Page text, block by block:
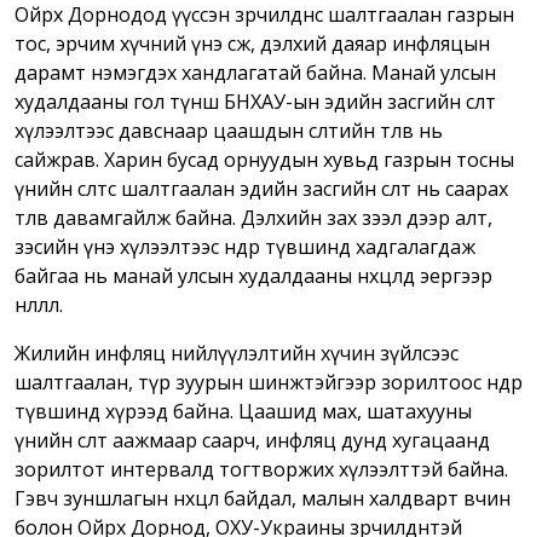
Ойрх Дорнодод үүссэн зөрчилдөөнөөс шалтгаалан газрын
тос, эрчим хүчний үнэ өсөж, дэлхий даяар инфляцын
дарамт нэмэгдэх хандлагатай байна. Манай улсын
худалдааны гол түнш БНХАУ-ын эдийн засгийн өсөлт
хүлээлтээс давснаар цаашдын өсөлтийн төлөв нь
сайжрав. Харин бусад орнуудын хувьд газрын тосны
үнийн өсөлтөөс шалтгаалан эдийн засгийн өсөлт нь саарах
төлөв давамгайлж байна. Дэлхийн зах зээл дээр алт,
зэсийн үнэ хүлээлтээс өндөр түвшинд хадгалагдаж
байгаа нь манай улсын худалдааны нөхцөлд эергээр
нөлөөллөө.
Жилийн инфляц нийлүүлэлтийн хүчин зүйлсээс
шалтгаалан, түр зуурын шинжтэйгээр зорилтоос өндөр
түвшинд хүрээд байна. Цаашид мах, шатахууны
үнийн өсөлт аажмаар саарч, инфляц дунд хугацаанд
зорилтот интервалд тогтворжих хүлээлттэй байна.
Гэвч зуншлагын нөхцөл байдал, малын халдварт өвчин
болон Ойрх Дорнод, ОХУ-Украины зөрчилдөөнтэй